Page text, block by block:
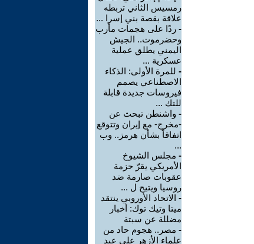
رمسيس الثاني تربطه
علاقة بقصة بني إسرا ...
- ردًا على هجمات مأرب
وحضرموت.. الجيش
اليمني يطلق عملية
عسكرية ...
- للمرة الأولى: الذكاء
الاصطناعي يصمم
فيروسات جديدة قابلة
للتك ...
- واشنطن تبحث عن
-مخرج- مع إيران وتتوقع
اتفاقاً بشأن هرمز.. وب
...
- مجلس الشيوخ
الأمريكي يقرّ حزمة
عقوبات صارمة ضد
روسيا ويتيح ل ...
- الاتحاد الأوروبي ينتقد
ميتا وتيك توك: أخبار
مضللة عن سبتة
- مصر.. هجوم حاد من
علماء الأزهر على عبد